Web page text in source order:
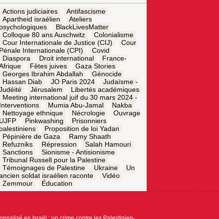
Actions judiciaires
Antifascisme
Apartheid israélien
Ateliers
psychologiques
BlackLivesMatter
Colloque 80 ans Auschwitz
Colonialisme
Cour Internationale de Justice (CIJ)
Cour
Pénale Internationale (CPI)
Covid
Diaspora
Droit international
France-
Fêtes juives
Gaza Stories
Georges Ibrahim Abdallah
Génocide
Hassan Diab
JO Paris 2024
Judaïsme -
Jérusalem
Libertés académiques
Meeting international juif du 30 mars 2024 -
Interventions
Mumia Abu-Jamal
Nakba
Nettoyage ethnique
Nécrologie
Ouvrage
UJFP
Pinkwashing
Prisonniers
palestiniens
Proposition de loi Yadan
Pépinière de Gaza
Ramy Shaath
Refuzniks
Répression
Salah Hamouri
Sanctions
Sionisme - Antisionisme
Tribunal Russell pour la Palestine
Témoignages de Palestine
Ukraine
Un
soldat israélien raconte
Vidéo
Zemmour
Éducation